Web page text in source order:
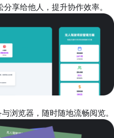
享给他人，提升协作效率。
浏览器，随时随地流畅阅览。